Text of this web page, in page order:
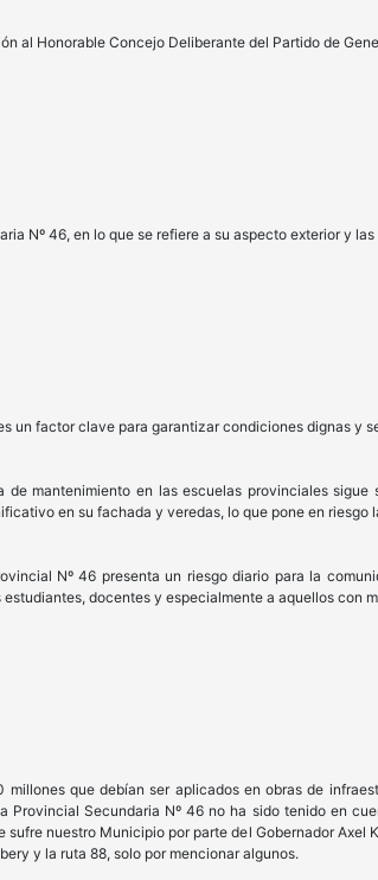
al Honorable Concejo Deliberante del Partido de
Nº 46, en lo que se refiere a su aspecto exterior y
factor clave para garantizar condiciones dignas y
mantenimiento en las escuelas provinciales sigue
en su fachada y veredas, lo que pone en
Nº 46 presenta un riesgo diario para la
docentes y especialmente a aquellos con
que debían ser aplicados en obras de
Provincial Secundaria Nº 46 no ha sido tenido en
nuestro Municipio por parte del Gobernador Axel
y la ruta 88, solo por mencionar algunos.